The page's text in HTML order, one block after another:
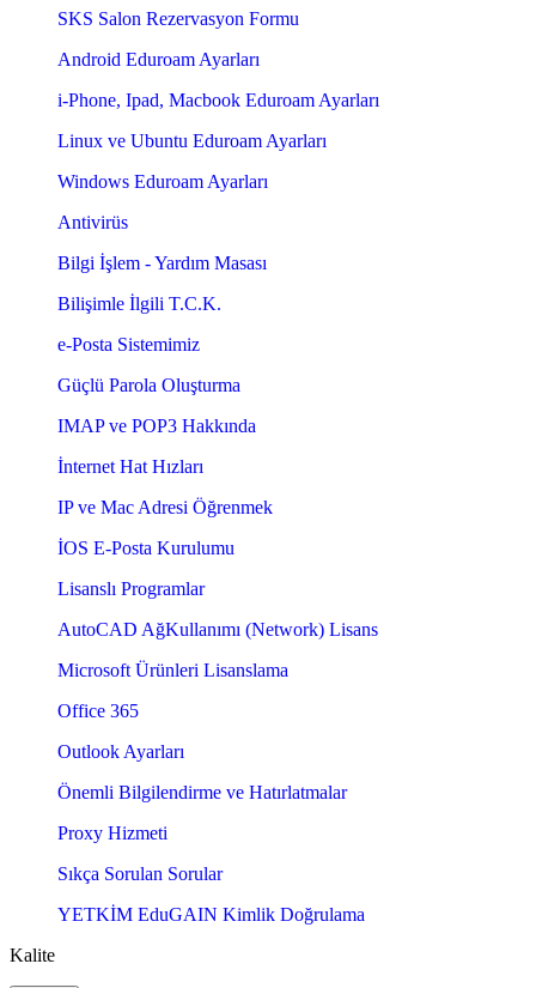
SKS Salon Rezervasyon Formu
Android Eduroam Ayarları
i-Phone, Ipad, Macbook Eduroam Ayarları
Linux ve Ubuntu Eduroam Ayarları
Windows Eduroam Ayarları
Antivirüs
Bilgi İşlem - Yardım Masası
Bilişimle İlgili T.C.K.
e-Posta Sistemimiz
Güçlü Parola Oluşturma
IMAP ve POP3 Hakkında
İnternet Hat Hızları
IP ve Mac Adresi Öğrenmek
İOS E-Posta Kurulumu
Lisanslı Programlar
AutoCAD AğKullanımı (Network) Lisans
Microsoft Ürünleri Lisanslama
Office 365
Outlook Ayarları
Önemli Bilgilendirme ve Hatırlatmalar
Proxy Hizmeti
Sıkça Sorulan Sorular
YETKİM EduGAIN Kimlik Doğrulama
Kalite